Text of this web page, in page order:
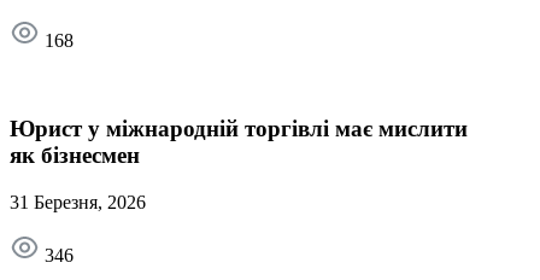
168
Юрист у міжнародній торгівлі має мислити
як бізнесмен
31 Березня, 2026
346